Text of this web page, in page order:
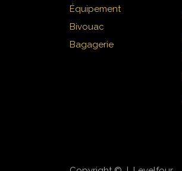
Équipement
Bivouac
Bagagerie